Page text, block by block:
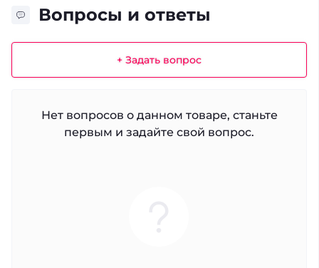
Вопросы и ответы
+ Задать вопрос
Нет вопросов о данном товаре, станьте
первым и задайте свой вопрос.